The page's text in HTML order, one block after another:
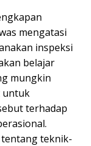
mengatasi
inspeksi
belajar
mungkin
untuk
terhadap
tentang teknik-